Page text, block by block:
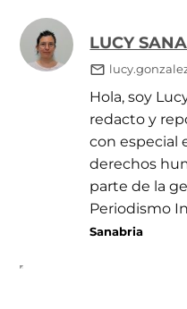
LUCY
Hola, soy
redacto y
con especial
derechos
parte de la
Periodismo
Sanabria